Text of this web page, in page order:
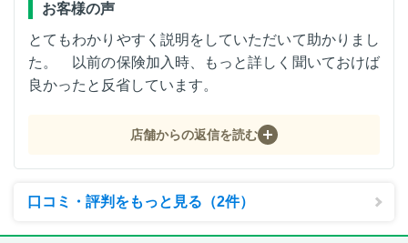
お客様の声
とてもわかりやすく説明をしていただいて助かりまし
た。 以前の保険加入時、もっと詳しく聞いておけば
良かったと反省しています。
店舗からの返信を読む
口コミ・評判をもっと見る（2件）